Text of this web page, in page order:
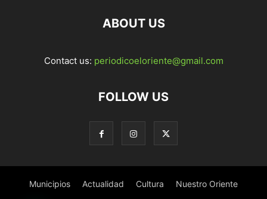
ABOUT US
Contact us: periodicoeloriente@gmail.com
FOLLOW US
Municipios Actualidad Cultura Nuestro Oriente